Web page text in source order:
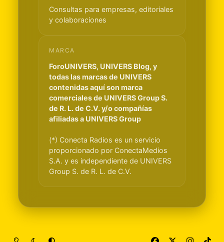
Consultas para empresas, editoriales
y colaboraciones
MARCA
ForoUNIVERS, UNIVERS Blog, y
todas las marcas de UNIVERS
contenidas aquí son marca
comerciales de UNIVERS Group S.
de R. L. de C.V. y/o compañías
afiliadas a UNIVERS Group
(*) Conecta Radios es un servicio
proporcionado por ConectaMedios
S.A. y es independiente de UNIVERS
Group S. de R. L. de C.V.
Light ModeDark ModeSystem Preference